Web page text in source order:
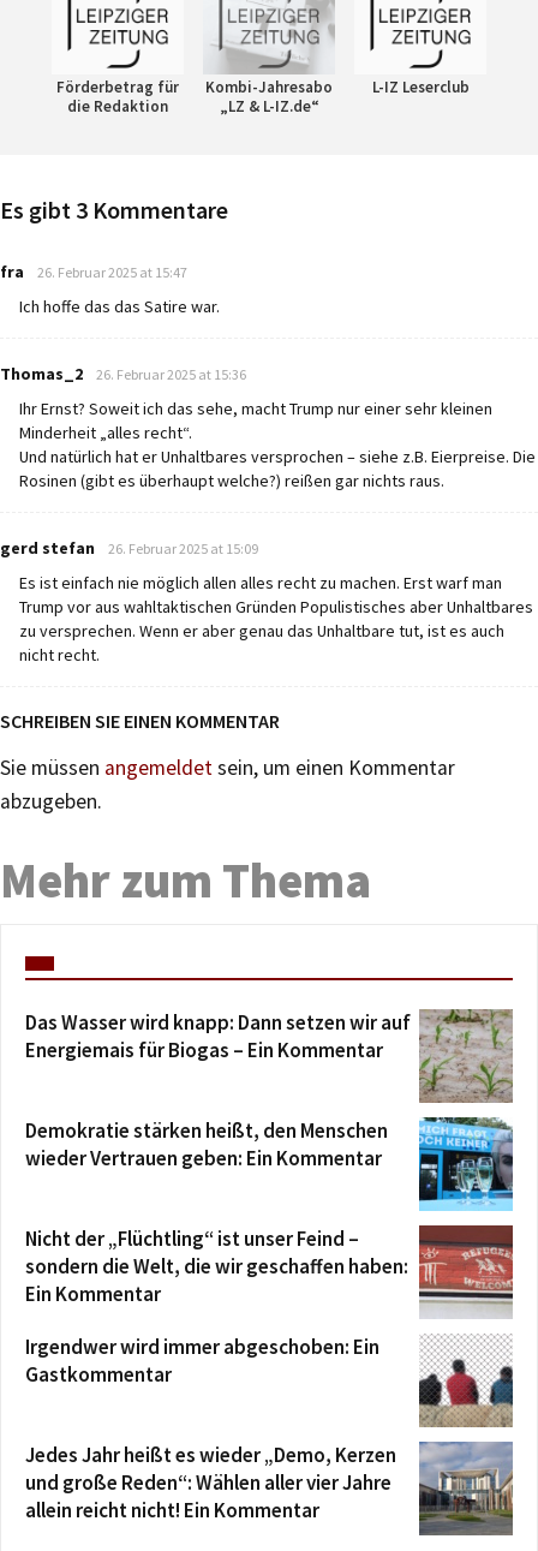
Förderbetrag für
die Redaktion
Kombi-Jahresabo
„LZ & L-IZ.de“
L-IZ Leserclub
Es gibt 3 Kommentare
fra says:
26. Februar 2025 at 15:47
Ich hoffe das das Satire war.
Thomas_2 says:
26. Februar 2025 at 15:36
Ihr Ernst? Soweit ich das sehe, macht Trump nur einer sehr kleinen
Minderheit „alles recht“.
Und natürlich hat er Unhaltbares versprochen – siehe z.B. Eierpreise. Die
Rosinen (gibt es überhaupt welche?) reißen gar nichts raus.
gerd stefan says:
26. Februar 2025 at 15:09
Es ist einfach nie möglich allen alles recht zu machen. Erst warf man
Trump vor aus wahltaktischen Gründen Populistisches aber Unhaltbares
zu versprechen. Wenn er aber genau das Unhaltbare tut, ist es auch
nicht recht.
SCHREIBEN SIE EINEN KOMMENTAR
Sie müssen angemeldetsein, um einen Kommentar
abzugeben.
Mehr zum Thema
Das Wasser wird knapp: Dann setzen wir auf
Energiemais für Biogas – Ein Kommentar
Demokratie stärken heißt, den Menschen
wieder Vertrauen geben: Ein Kommentar
Nicht der „Flüchtling“ ist unser Feind –
sondern die Welt, die wir geschaffen haben:
Ein Kommentar
Irgendwer wird immer abgeschoben: Ein
Gastkommentar
Jedes Jahr heißt es wieder „Demo, Kerzen
und große Reden“: Wählen aller vier Jahre
allein reicht nicht! Ein Kommentar